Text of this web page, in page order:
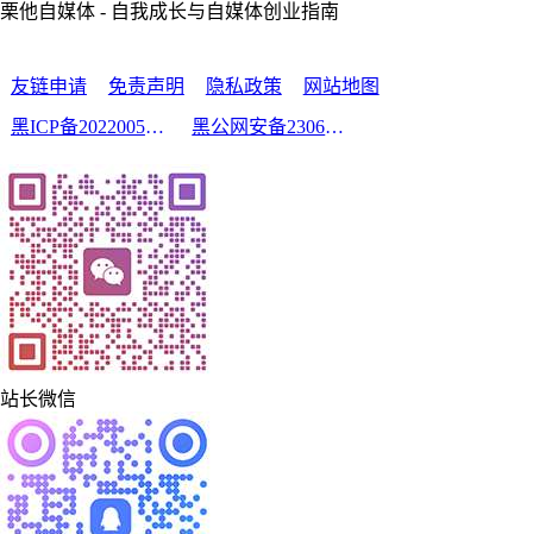
栗他自媒体 - 自我成长与自媒体创业指南
友链申请 免责声明 隐私政策
网站地图
黑ICP备2022005210号-2
黑公网安备23060302000213号
站长微信